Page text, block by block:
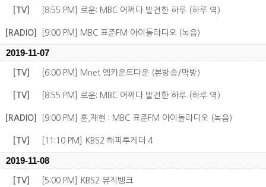
[TV] [8:55 PM] 로운: MBC 어쩌다 발견한 하루 (하루 역)
[RADIO] [9:00 PM] MBC 표준FM 아이돌라디오 (녹음)
2019-11-07
[TV] [6:00 PM] Mnet 엠카운트다운 (본방송/막방)
[TV] [8:55 PM] 로운: MBC 어쩌다 발견한 하루 (하루 역)
[RADIO] [9:00 PM] 훈,재현 : MBC 표준FM 아이돌라디오 (녹음)
[TV] [11:10 PM] KBS2 해피투게더 4
2019-11-08
[TV] [5:00 PM] KBS2 뮤직뱅크